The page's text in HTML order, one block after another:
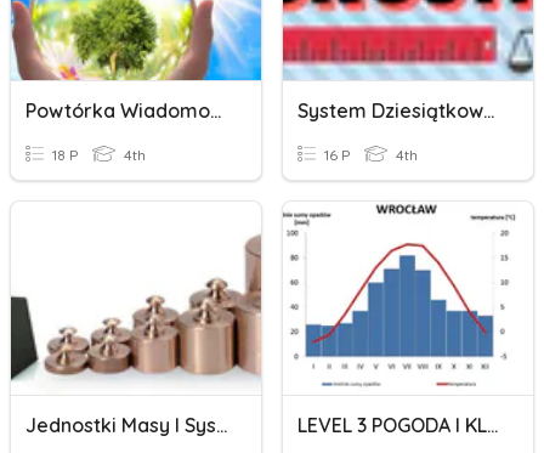
Powtórka Wiadomości Dla Przyrodników
18 P 4th
System Dziesiątkowy, Jednostki Monetarne, Długości I Masy
16 P 4th
Jednostki Masy I System Rzymski - Klasa 4 LEVEL 3 POGODA I KLIMAT